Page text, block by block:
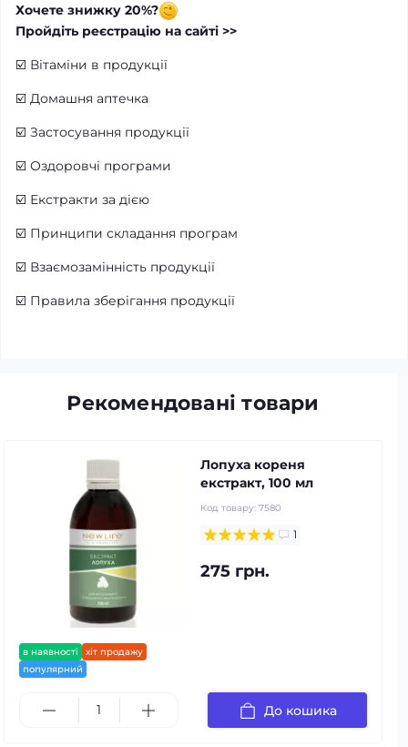
Хочете знижку 20%?
Пройдіть реєстрацію на сайті >>
☑️ Вітаміни в продукції
☑️ Домашня аптечка
☑️ Застосування продукції
☑️ Оздоровчі програми
☑️ Екстракти за дією
☑️ Принципи складання програм
☑️ Взаємозамінність продукції
☑️ Правила зберігання продукції
Рекомендовані товари
в наявності
хіт продажу
популярний
Лопуха кореня
екстракт, 100 мл
Код товару: 7580
1
275 грн.
До кошика